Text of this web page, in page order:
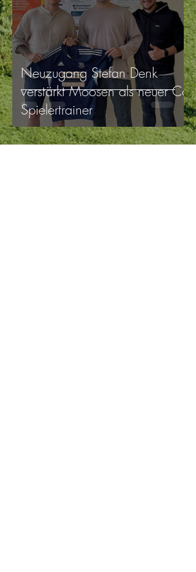
Neuzugang Stefan Denk
verstärkt Moosen als neuer Co-
Spielertrainer